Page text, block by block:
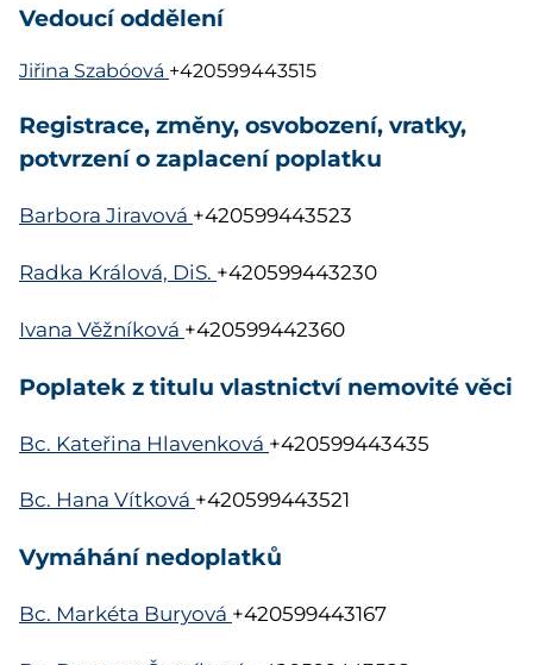
Vedoucí oddělení
Jiřina Szabóová +420599443515
Registrace, změny, osvobození, vratky,
potvrzení o zaplacení poplatku
Barbora Jiravová +420599443523
Radka Králová, DiS. +420599443230
Ivana Věžníková +420599442360
Poplatek z titulu vlastnictví nemovité věci
Bc. Kateřina Hlavenková +420599443435
Bc. Hana Vítková +420599443521
Vymáhání nedoplatků
Bc. Markéta Buryová +420599443167